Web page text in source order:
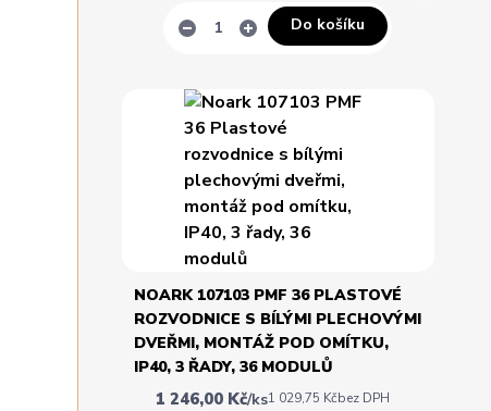
Do košíku
NOARK 107103 PMF 36 PLASTOVÉ
ROZVODNICE S BÍLÝMI PLECHOVÝMI
DVEŘMI, MONTÁŽ POD OMÍTKU,
IP40, 3 ŘADY, 36 MODULŮ
1 246,00 Kč/ks1 029,75 Kčbez DPH